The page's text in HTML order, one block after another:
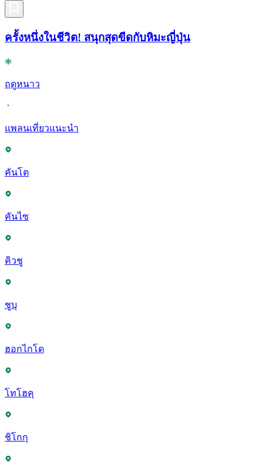
ครั้งหนึ่งในชีวิต! สนุกสุดขีดกับหิมะญี่ปุ่น
ฤดูหนาว
แพลนเที่ยวแนะนำ
คันโต
คันไซ
คิวชู
ชูบุ
ฮอกไกโด
โทโฮคุ
ชิโกกุ